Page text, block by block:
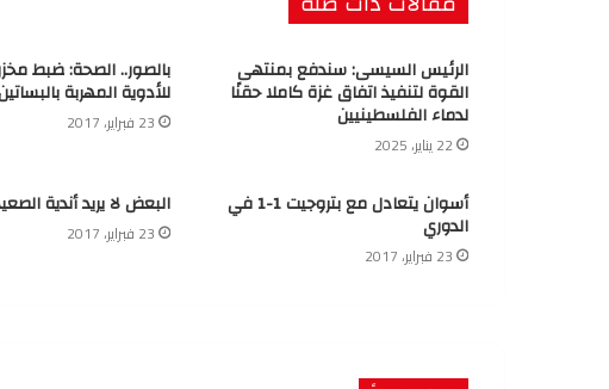
الرئيس السيسى: سندفع بمنتهى
القوة لتنفيذ اتفاق غزة كاملا حقنًا
لدماء الفلسطينيين
22 يناير، 2025
بالصور.. الصحة: ضبط
للأدوية المهربة
23 فبراير، 2017
أسوان يتعادل مع بتروجيت 1-1 في
الدوري
23 فبراير، 2017
البعض لا يريد أندية
23 فبراير، 2017